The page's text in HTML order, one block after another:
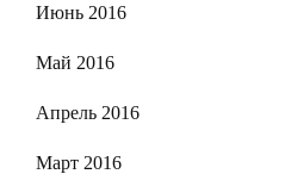
Июнь 2016
Май 2016
Апрель 2016
Март 2016